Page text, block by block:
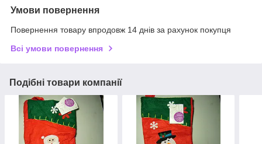
Умови повернення
Повернення товару впродовж 14 днів за рахунок покупця
Всі умови повернення
Подібні товари компанії